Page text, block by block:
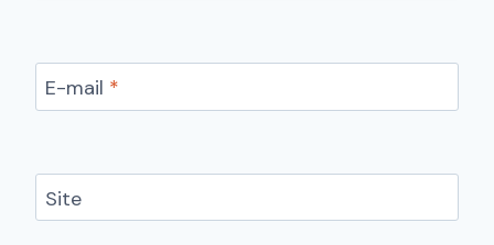
E-mail *
Site